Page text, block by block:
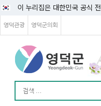
이 누리집은 대한민국 공식
영덕관광 영덕군의회